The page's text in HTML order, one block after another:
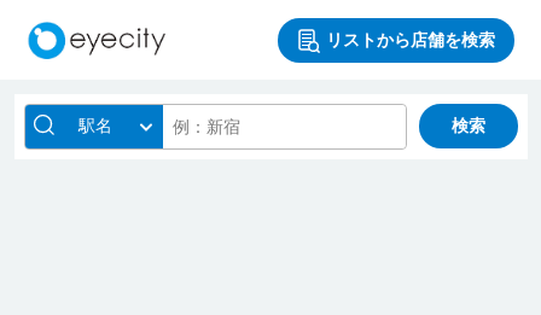
リストから店舗を検索
駅名 検索